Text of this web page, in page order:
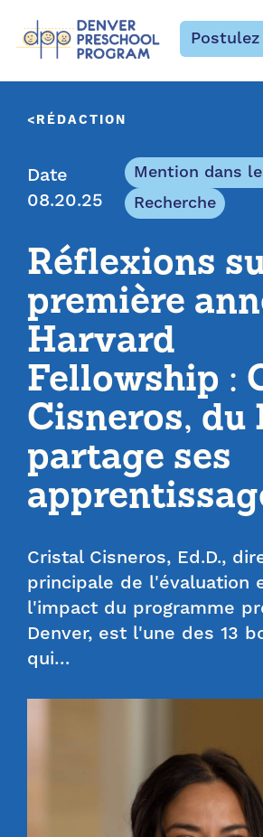
RÉDACTION
Date
08.20.25
Mention dans
Recherche
Réflexions
première
Harvard
Fellowship :
Cisneros, du
partage ses
Cristal Cisneros, Ed.D.,
principale de l'évaluation
l'impact du programme
Denver, est l'une des 13
qui…